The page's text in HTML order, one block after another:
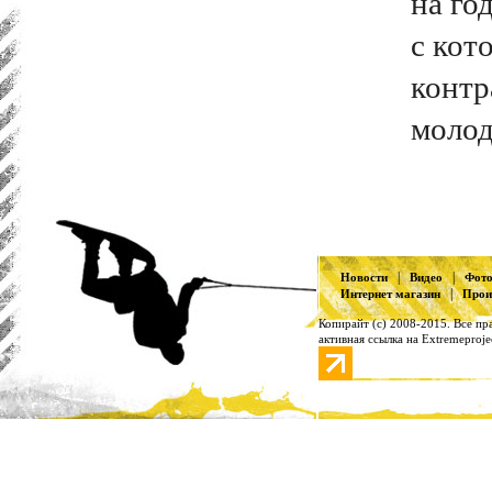
с
Новости|Видео|
Интернет магазин|
Копирайт (с) 2008-2015. Все
активная ссылка на